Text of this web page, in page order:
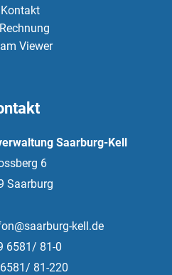
Kontakt
Viewer
Saarburg-Kell
6
Saarburg
kell.de
6581/ 81-0
81-220